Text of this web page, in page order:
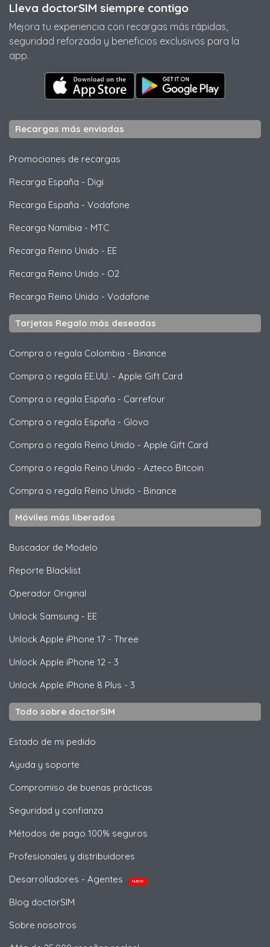
Lleva doctorSIM siempre contigo
Mejora tu experiencia con recargas más rápidas,
seguridad reforzada y beneficios exclusivos para la
app.
Recargas más enviadas
Promociones de recargas
Recarga España - Digi
Recarga España - Vodafone
Recarga Namibia - MTC
Recarga Reino Unido - EE
Recarga Reino Unido - O2
Recarga Reino Unido - Vodafone
Tarjetas Regalo más deseadas
Compra o regala Colombia - Binance
Compra o regala EE.UU. - Apple Gift Card
Compra o regala España - Carrefour
Compra o regala España - Glovo
Compra o regala Reino Unido - Apple Gift Card
Compra o regala Reino Unido - Azteco Bitcoin
Compra o regala Reino Unido - Binance
Móviles más liberados
Buscador de Modelo
Reporte Blacklist
Operador Original
Unlock Samsung - EE
Unlock Apple iPhone 17 - Three
Unlock Apple iPhone 12 - 3
Unlock Apple iPhone 8 Plus - 3
Todo sobre doctorSIM
Estado de mi pedido
Ayuda y soporte
Compromiso de buenas prácticas
Seguridad y confianza
Métodos de pago 100% seguros
Profesionales y distribuidores
Desarrolladores - Agentes
NUEVO
Blog doctorSIM
Sobre nosotros